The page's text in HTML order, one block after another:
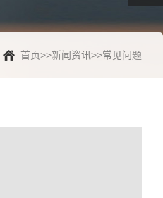
首页>>新闻资讯>>常见问题